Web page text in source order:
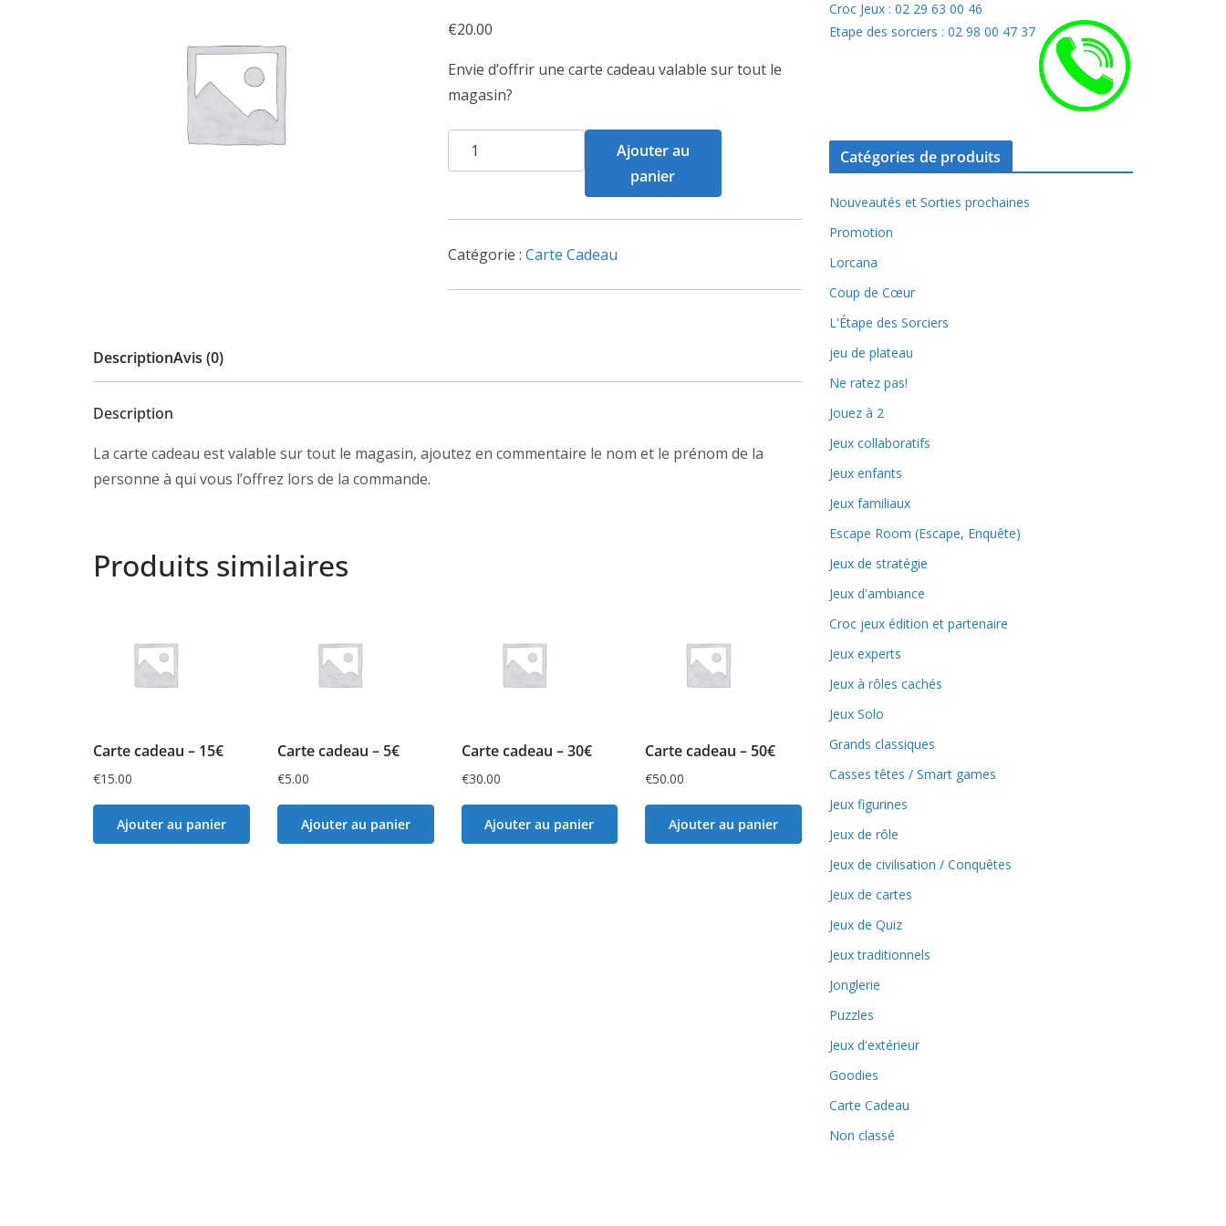
€20.00
Envie d’offrir une carte cadeau valable sur tout le
magasin?
quantité
de
cadeau
Ajouter au
panier
Catégorie : Carte Cadeau
DescriptionAvis (0)
Description
La carte cadeau est valable sur tout le magasin, ajoutez en commentaire le nom et le prénom de la
personne à qui vous l’offrez lors de la commande.
Produits similaires
Carte cadeau – 15€
€15.00
Ajouter au panier
Carte cadeau – 5€
€5.00
Ajouter au panier
Carte cadeau – 30€
€30.00
Ajouter au panier
Carte cadeau – 50€
€50.00
Ajouter au panier
Croc Jeux : 02 29 63 00 46
Etape des sorciers : 02 98 00 47 37
Catégories de produits
Nouveautés et Sorties prochaines
Promotion
Lorcana
Coup de Cœur
L'Étape des Sorciers
jeu de plateau
Ne ratez pas!
Jouez à 2
Jeux collaboratifs
Jeux enfants
Jeux familiaux
Escape Room (Escape, Enquête)
Jeux de stratégie
Jeux d'ambiance
Croc jeux édition et partenaire
Jeux experts
Jeux à rôles cachés
Jeux Solo
Grands classiques
Casses têtes / Smart games
Jeux figurines
Jeux de rôle
Jeux de civilisation / Conquêtes
Jeux de cartes
Jeux de Quiz
Jeux traditionnels
Jonglerie
Puzzles
Jeux d'extérieur
Goodies
Carte Cadeau
Non classé